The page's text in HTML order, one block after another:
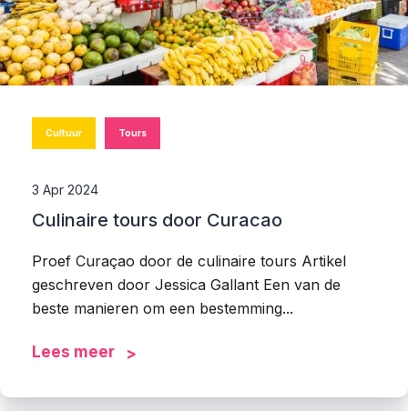
Cultuur Tours
3 Apr 2024
Culinaire tours door Curacao
Proef Curaçao door de culinaire tours Artikel
geschreven door Jessica Gallant Een van de
beste manieren om een bestemming...
Lees meer